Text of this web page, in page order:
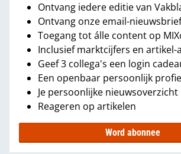
Ontvang iedere editie van
Ontvang onze email-nieuwsbrief
Toegang tot álle content op
Inclusief marktcijfers en artikel-
Geef 3 collega's een login
Een openbaar persoonlijk
Je persoonlijke nieuwsoverzicht
Reageren op artikelen
Word abonnee